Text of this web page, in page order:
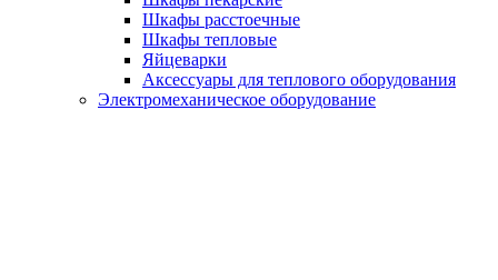
Шкафы расстоечные
Шкафы тепловые
Яйцеварки
Аксессуары для теплового оборудования
Электромеханическое оборудование